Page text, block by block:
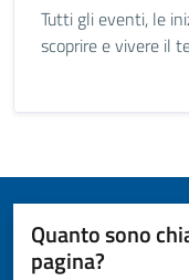
Tutti gli eventi, le
scoprire e vivere il
Quanto sono
pagina?